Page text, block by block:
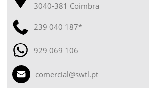
3040-381 Coimbra
239 040 187*
929 069 106
comercial@swtl.pt